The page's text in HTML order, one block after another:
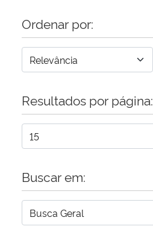
Ordenar por:
Resultados por página:
Buscar em: